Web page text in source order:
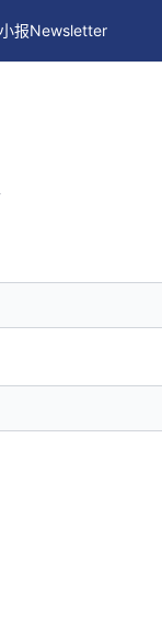
小报Newsletter